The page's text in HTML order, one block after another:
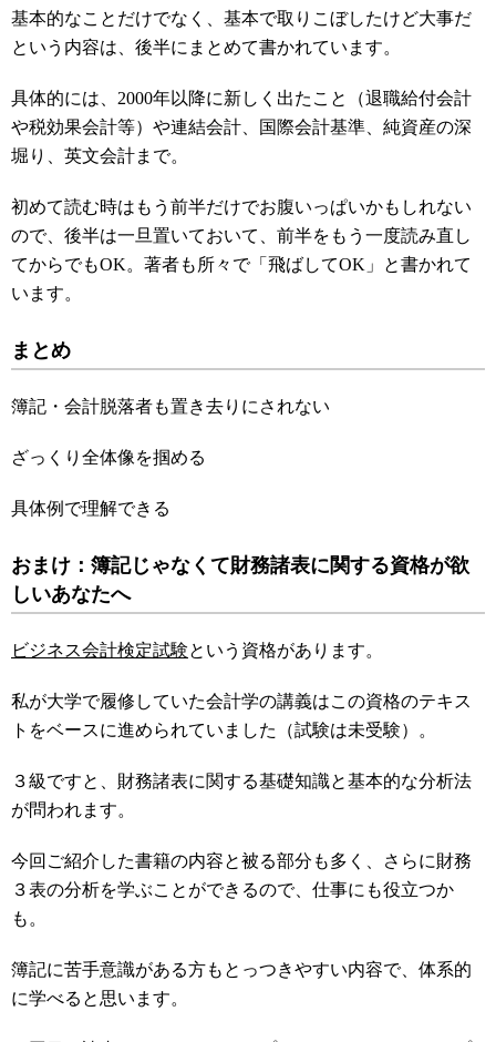
基本的なことだけでなく、基本で取りこぼしたけど大事だ
という内容は、後半にまとめて書かれています。
具体的には、2000年以降に新しく出たこと（退職給付会計
や税効果会計等）や連結会計、国際会計基準、純資産の深
堀り、英文会計まで。
初めて読む時はもう前半だけでお腹いっぱいかもしれない
ので、後半は一旦置いておいて、前半をもう一度読み直し
てからでもOK。著者も所々で「飛ばしてOK」と書かれて
います。
まとめ
簿記・会計脱落者も置き去りにされない
ざっくり全体像を掴める
具体例で理解できる
おまけ：簿記じゃなくて財務諸表に関する資格が欲
しいあなたへ
ビジネス会計検定試験という資格があります。
私が大学で履修していた会計学の講義はこの資格のテキス
トをベースに進められていました（試験は未受験）。
３級ですと、財務諸表に関する基礎知識と基本的な分析法
が問われます。
今回ご紹介した書籍の内容と被る部分も多く、さらに財務
３表の分析を学ぶことができるので、仕事にも役立つか
も。
簿記に苦手意識がある方もとっつきやすい内容で、体系的
に学べると思います。